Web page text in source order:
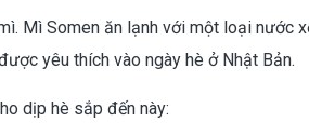
Mì Somen ăn lạnh với một loại nước
yêu thích vào ngày hè ở Nhật Bản.
dịp hè sắp đến này: